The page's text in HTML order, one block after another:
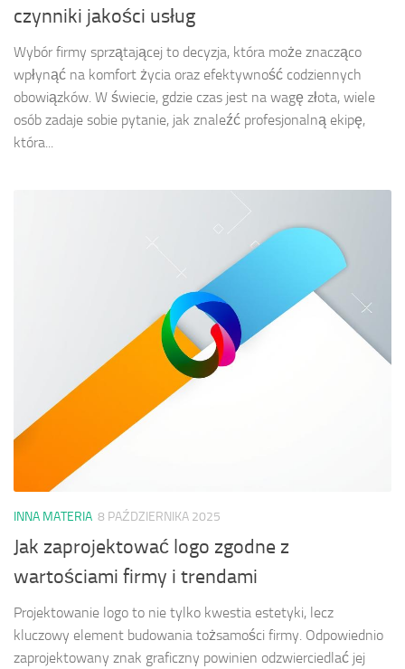
czynniki jakości usług
Wybór firmy sprzątającej to decyzja, która może znacząco
wpłynąć na komfort życia oraz efektywność codziennych
obowiązków. W świecie, gdzie czas jest na wagę złota, wiele
osób zadaje sobie pytanie, jak znaleźć profesjonalną ekipę,
która...
INNA MATERIA 8 PAŹDZIERNIKA 2025
Jak zaprojektować logo zgodne z
wartościami firmy i trendami
Projektowanie logo to nie tylko kwestia estetyki, lecz
kluczowy element budowania tożsamości firmy. Odpowiednio
zaprojektowany znak graficzny powinien odzwierciedlać jej